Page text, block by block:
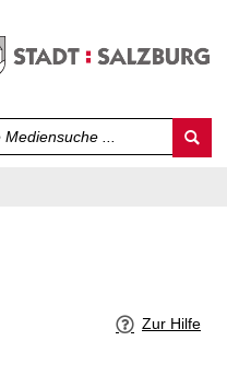
auswählen
Zur Hilfe